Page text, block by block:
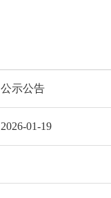
公示公告
2026-01-19